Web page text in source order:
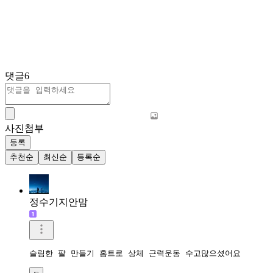
댓글6
사진첨부
등록
추천순
최신순 등록순
정수기지안맘
슬림한 팔 만들기 홈트로 상체 근력운동 수고많으셨어요